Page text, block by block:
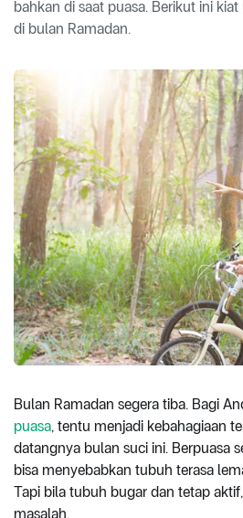
bahkan di saat puasa. Berikut ini
di bulan Ramadan.
Bulan Ramadan segera tiba. Bagi
puasa, tentu menjadi kebahagiaan
datangnya bulan suci ini. Berpuasa
bisa menyebabkan tubuh terasa
Tapi bila tubuh bugar dan tetap
masalah.